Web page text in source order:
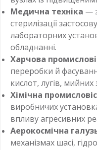
Медична техніка —
стерилізації
лабораторних
обладнанні.
Харчова
переробки й
кислот, лугів, мийних
Хімічна
виробничих
впливу агресивних
Аерокосмічна
механізмах шасі,